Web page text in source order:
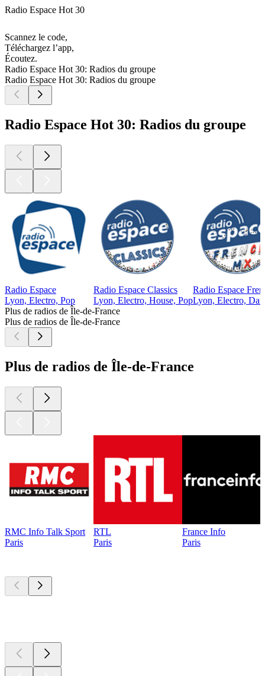
Radio Espace Hot 30
Scannez le code,
Téléchargez l’app,
Écoutez.
Radio Espace Hot 30: Radios du groupe
Radio Espace Hot 30: Radios du groupe
Radio Espace Hot 30: Radios du groupe
Radio Espace
Lyon, Electro, Pop
Radio Espace Classics
Lyon, Electro, House, Pop
Radio Espace
Lyon, Electro,
Plus de radios de Île-de-France
Plus de radios de Île-de-France
Plus de radios de Île-de-France
RMC Info Talk Sport
Paris
RTL
Paris
France Info
Paris